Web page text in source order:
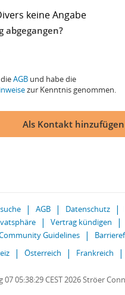
keine Angabe
abgegangen?
AGB und habe die
zur Kenntnis genommen.
Als Kontakt hinzufügen
AGB Datenschutz
Vertrag kündigen
Guidelines
Österreich Frankreich
07 05:38:29 CEST 2026 Ströer